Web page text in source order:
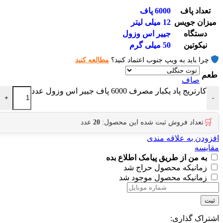
تعداد پاف
6000 پاف
میزان جویس 12 میلی لیتر
دستگاه
جییر اس وزول
نیکوتین
50 میلی گرم
چرا باید به ویپ جنوب اعتماد کنید؟ مطالعه کنید
طعم
صاف
-
کارتریج پاد یکبار مصرف 6000 پاف جییر اس وزول عدد
+
🛒 تعداد فروش ثبت شده این محصول: 20 عدد
افزودن به علاقه مندی
مقایسه
به من از طریق پیامک اطلاع بده
زمانیکه محصول حراج شد
زمانیکه محصول موجود شد
ثبت
اشتراک گذاری: